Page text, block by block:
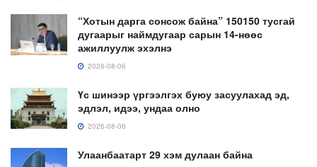
“Хотын дарга сонсож байна” 150150 тусгай
дугаарыг наймдугаар сарын 14-нөөс
ажиллуулж эхэлнэ
2026-08-06
Үс шинээр үргээлгэх буюу засуулахад эд,
эдлэл, идээ, ундаа олно
2026-08-06
Улаанбаатарт 29 хэм дулаан байна